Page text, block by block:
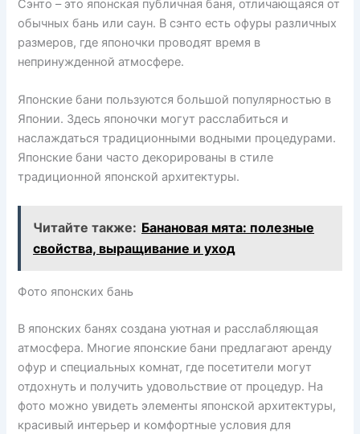
Сэнто – это японская публичная баня, отличающаяся от
обычных бань или саун. В сэнто есть офуры различных
размеров, где японочки проводят время в
непринужденной атмосфере.
Японские бани пользуются большой популярностью в
Японии. Здесь японочки могут расслабиться и
наслаждаться традиционными водными процедурами.
Японские бани часто декорированы в стиле
традиционной японской архитектуры.
Читайте также: Банановая мята: полезные
свойства, выращивание и уход
Фото японских бань
В японских банях создана уютная и расслабляющая
атмосфера. Многие японские бани предлагают аренду
офур и специальных комнат, где посетители могут
отдохнуть и получить удовольствие от процедур. На
фото можно увидеть элементы японской архитектуры,
красивый интерьер и комфортные условия для